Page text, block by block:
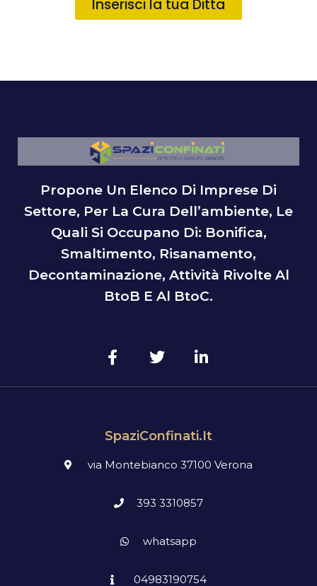
Inserisci la tua Ditta
Propone Un Elenco Di Imprese Di
Settore, Per La Cura Dell’ambiente, Le
Quali Si Occupano Di: Bonifica,
Smaltimento, Risanamento,
Decontaminazione, Attività Rivolte Al
BtoB E Al BtoC.
SpaziConfinati.it
via Montebianco 37100 Verona
393 3310857
whatsapp
04983190754